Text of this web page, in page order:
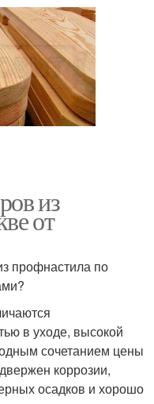
из
от
профнастила по
в уходе, высокой
сочетанием цены
коррозии,
осадков и хорошо